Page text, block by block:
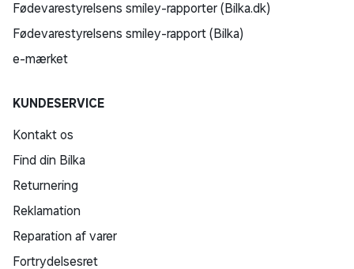
Fødevarestyrelsens smiley-rapporter (Bilka.dk)
Fødevarestyrelsens smiley-rapport (Bilka)
e-mærket
KUNDESERVICE
Kontakt os
Find din Bilka
Returnering
Reklamation
Reparation af varer
Fortrydelsesret